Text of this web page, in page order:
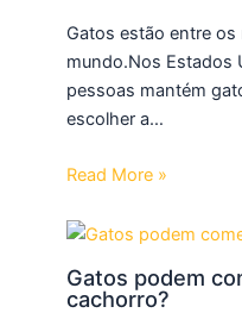
Gatos estão entre
mundo.Nos Estados
pessoas mantém
escolher a…
Read More »
Gatos podem
cachorro?